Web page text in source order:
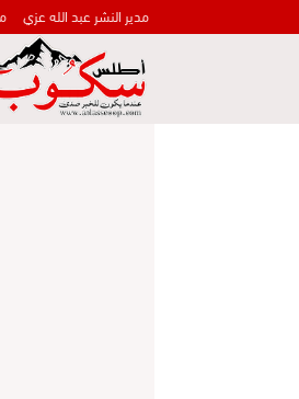
مدير النشر عبد الله عزي